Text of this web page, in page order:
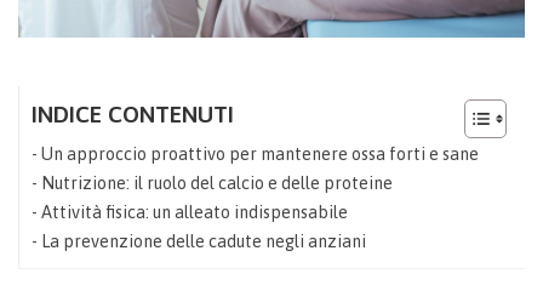
INDICE CONTENUTI
Un approccio proattivo per mantenere ossa forti e sane
Nutrizione: il ruolo del calcio e delle proteine
Attività fisica: un alleato indispensabile
La prevenzione delle cadute negli anziani